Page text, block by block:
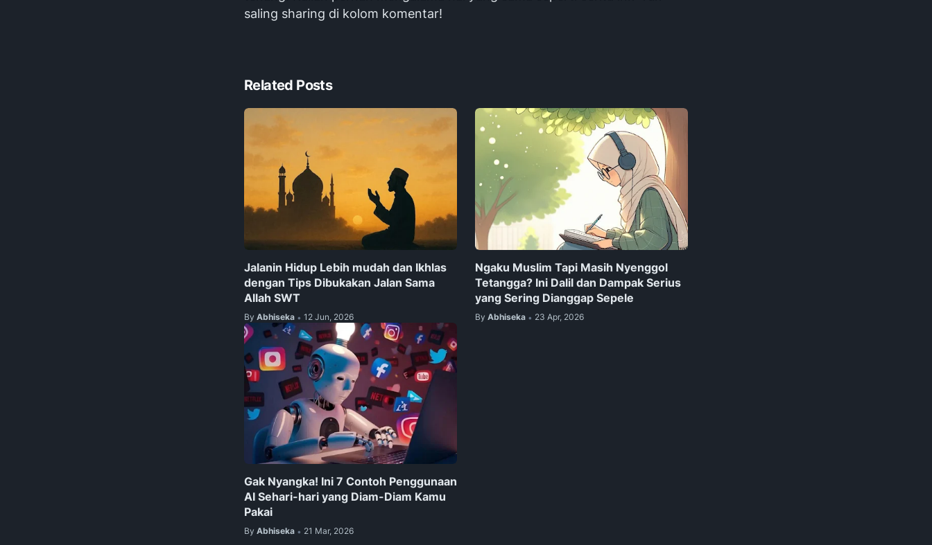
saling sharing di kolom komentar!
Related Posts
Jalanin Hidup Lebih mudah dan Ikhlas
dengan Tips Dibukakan Jalan Sama
Allah SWT
By Abhiseka • 12 Jun, 2026
Ngaku Muslim Tapi Masih Nyenggol
Tetangga? Ini Dalil dan Dampak Serius
yang Sering Dianggap Sepele
By Abhiseka • 23 Apr, 2026
Gak Nyangka! Ini 7 Contoh Penggunaan
AI Sehari-hari yang Diam-Diam Kamu
Pakai
By Abhiseka • 21 Mar, 2026